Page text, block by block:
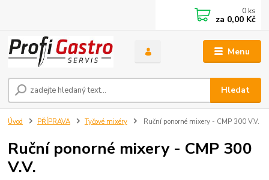
Menu
Hledat
0 ks
za 0,00 Kč
Úvod PŘÍPRAVA Tyčové mixéry Ruční ponorné mixery - CMP 300 V.V.
Ruční ponorné mixery - CMP 300
V.V.